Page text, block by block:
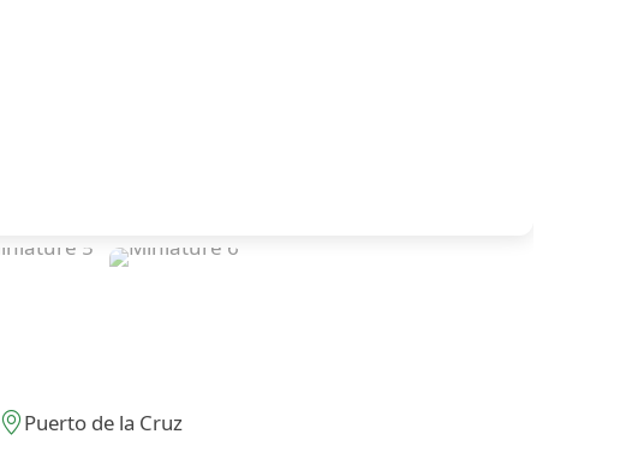
Puerto de la Cruz